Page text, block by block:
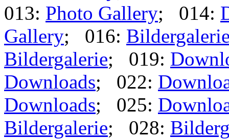
013: Photo Gallery; 014:
Gallery; 016:
Bildergalerie; 019:
Downloads; 022:
Downloads; 025:
Bildergalerie; 028: